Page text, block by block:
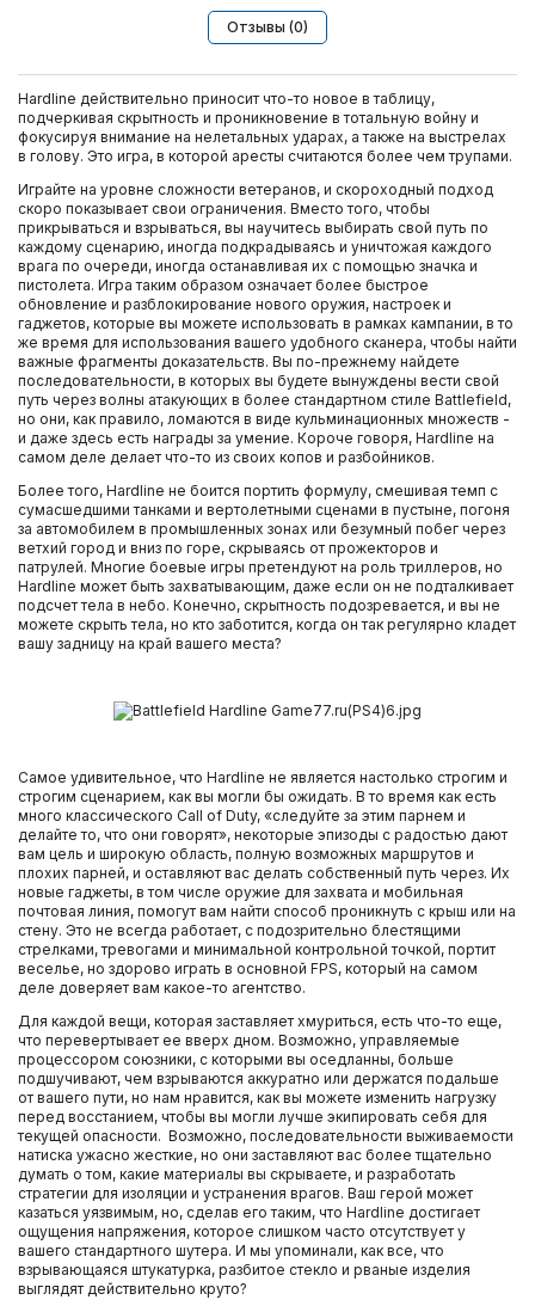
Отзывы (0)
Hardline действительно приносит что-то новое в таблицу,
подчеркивая скрытность и проникновение в тотальную войну и
фокусируя внимание на нелетальных ударах, а также на выстрелах
в голову. Это игра, в которой аресты считаются более чем трупами.
Играйте на уровне сложности ветеранов, и скороходный подход
скоро показывает свои ограничения. Вместо того, чтобы
прикрываться и взрываться, вы научитесь выбирать свой путь по
каждому сценарию, иногда подкрадываясь и уничтожая каждого
врага по очереди, иногда останавливая их с помощью значка и
пистолета. Игра таким образом означает более быстрое
обновление и разблокирование нового оружия, настроек и
гаджетов, которые вы можете использовать в рамках кампании, в то
же время для использования вашего удобного сканера, чтобы найти
важные фрагменты доказательств. Вы по-прежнему найдете
последовательности, в которых вы будете вынуждены вести свой
путь через волны атакующих в более стандартном стиле Battlefield,
но они, как правило, ломаются в виде кульминационных множеств -
и даже здесь есть награды за умение. Короче говоря, Hardline на
самом деле делает что-то из своих копов и разбойников.
Более того, Hardline не боится портить формулу, смешивая темп с
сумасшедшими танками и вертолетными сценами в пустыне, погоня
за автомобилем в промышленных зонах или безумный побег через
ветхий город и вниз по горе, скрываясь от прожекторов и
патрулей. Многие боевые игры претендуют на роль триллеров, но
Hardline может быть захватывающим, даже если он не подталкивает
подсчет тела в небо. Конечно, скрытность подозревается, и вы не
можете скрыть тела, но кто заботится, когда он так регулярно кладет
вашу задницу на край вашего места?
Самое удивительное, что Hardline не является настолько строгим и
строгим сценарием, как вы могли бы ожидать. В то время как есть
много классического Call of Duty, «следуйте за этим парнем и
делайте то, что они говорят», некоторые эпизоды с радостью дают
вам цель и широкую область, полную возможных маршрутов и
плохих парней, и оставляют вас делать собственный путь через. Их
новые гаджеты, в том числе оружие для захвата и мобильная
почтовая линия, помогут вам найти способ проникнуть с крыш или на
стену. Это не всегда работает, с подозрительно блестящими
стрелками, тревогами и минимальной контрольной точкой, портит
веселье, но здорово играть в основной FPS, который на самом
деле доверяет вам какое-то агентство.
Для каждой вещи, которая заставляет хмуриться, есть что-то еще,
что перевертывает ее вверх дном. Возможно, управляемые
процессором союзники, с которыми вы оседланны, больше
подшучивают, чем взрываются аккуратно или держатся подальше
от вашего пути, но нам нравится, как вы можете изменить нагрузку
перед восстанием, чтобы вы могли лучше экипировать себя для
текущей опасности. Возможно, последовательности выживаемости
натиска ужасно жесткие, но они заставляют вас более тщательно
думать о том, какие материалы вы скрываете, и разработать
стратегии для изоляции и устранения врагов. Ваш герой может
казаться уязвимым, но, сделав его таким, что Hardline достигает
ощущения напряжения, которое слишком часто отсутствует у
вашего стандартного шутера. И мы упоминали, как все, что
взрывающаяся штукатурка, разбитое стекло и рваные изделия
выглядят действительно круто?